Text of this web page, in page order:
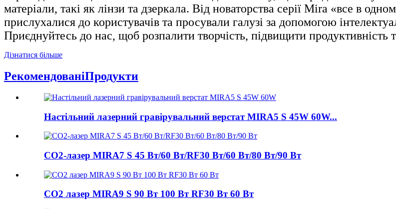
матеріали, такі як лінзи та дзеркала. Від новаторства серії Mira «все в
прислухалися до користувачів та просували галузі за допомогою
Приєднуйтесь до нас, щоб розпалити творчість, підвищити продуктивність
Дізнатися більше
РекомендованіПродукти
Настільний лазерний гравірувальний верстат MIRA5 S 45W 60W...
CO2-лазер MIRA7 S 45 Вт/60 Вт/RF30 Вт/60 Вт/80 Вт/90 Вт
CO2 лазер MIRA9 S 90 Вт 100 Вт RF30 Вт 60 Вт